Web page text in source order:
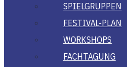
SPIEL­GRUP­PEN
FES­­TI­­VAL-PLAN
WORK­SHOPS
FACH­TA­GUNG